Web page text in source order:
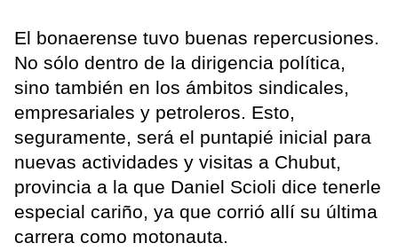
El bonaerense tuvo buenas repercusiones.
No sólo dentro de la dirigencia política,
sino también en los ámbitos sindicales,
empresariales y petroleros. Esto,
seguramente, será el puntapié inicial para
nuevas actividades y visitas a Chubut,
provincia a la que Daniel Scioli dice tenerle
especial cariño, ya que corrió allí su última
carrera como motonauta.